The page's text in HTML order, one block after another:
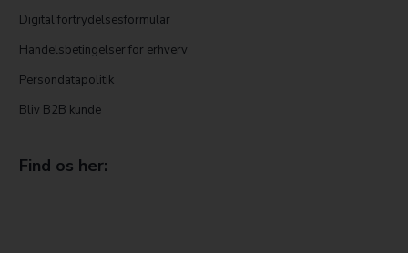
Digital fortrydelsesformular
Handelsbetingelser for erhverv
Persondatapolitik
Bliv B2B kunde
Find os her: